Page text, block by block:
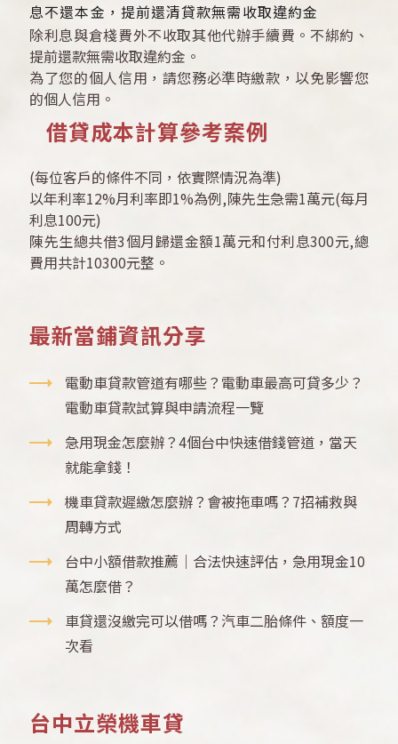
息不還本金，提前還清貸款無需收取違約金
除利息與倉棧費外不收取其他代辦手續費。不綁約、
提前還款無需收取違約金。
為了您的個人信用，請您務必準時繳款，以免影響您
的個人信用。
借貸成本計算參考案例
(每位客戶的條件不同，依實際情況為準)
以年利率12%月利率即1%為例,陳先生急需1萬元(每月
利息100元)
陳先生總共借3個月歸還金額1萬元和付利息300元,總
費用共計10300元整。
最新當鋪資訊分享
電動車貸款管道有哪些？電動車最高可貸多少？
電動車貸款試算與申請流程一覽
急用現金怎麼辦？4個台中快速借錢管道，當天
就能拿錢！
機車貸款遲繳怎麼辦？會被拖車嗎？7招補救與
周轉方式
台中小額借款推薦｜合法快速評估，急用現金10
萬怎麼借？
車貸還沒繳完可以借嗎？汽車二胎條件、額度一
次看
台中立榮機車貸